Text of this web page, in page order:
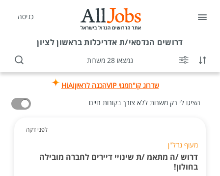
כניסה
דרושים הנדסאי/ת אדריכלות בראשון לציון
נמצאו 28 משרות
שדרוג קו"חמנוי VIP הכנה לראיוןHiAi
הציגו לי רק משרות ללא צורך בקורות חיים
לפני דקה
מעוף נדל"ן
דרוש /ה מתאמ /ת שינויי דיירים לחברה מובילה
בחולון!